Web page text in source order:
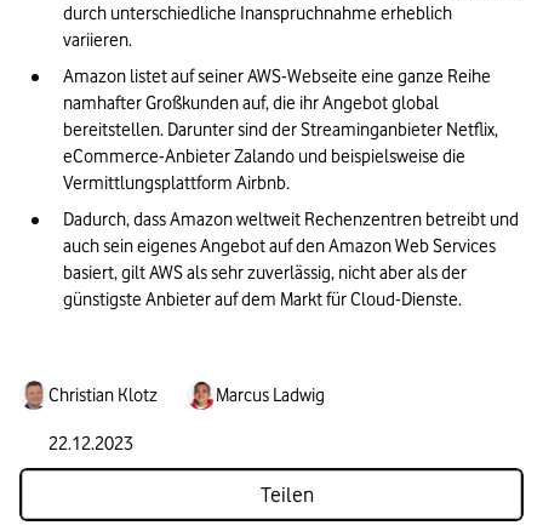
durch unterschiedliche Inanspruchnahme erheblich
variieren.
Amazon listet auf seiner AWS-Webseite eine ganze Reihe
namhafter Großkunden auf, die ihr Angebot global
bereitstellen. Darunter sind der Streaminganbieter Netflix,
eCommerce-Anbieter Zalando und beispielsweise die
Vermittlungsplattform Airbnb.
Dadurch, dass Amazon weltweit Rechenzentren betreibt und
auch sein eigenes Angebot auf den Amazon Web Services
basiert, gilt AWS als sehr zuverlässig, nicht aber als der
günstigste Anbieter auf dem Markt für Cloud-Dienste.
Christian Klotz Marcus Ladwig
22.12.2023
Teilen